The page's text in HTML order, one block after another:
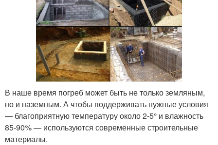
В наше время погреб может быть не только земляным,
но и наземным. А чтобы поддерживать нужные условия
— благоприятную температуру около 2-5° и влажность
85-90% — используются современные строительные
материалы.